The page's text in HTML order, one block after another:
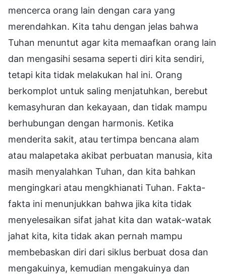
mencerca orang lain dengan cara yang
merendahkan. Kita tahu dengan jelas bahwa
Tuhan menuntut agar kita memaafkan orang lain
dan mengasihi sesama seperti diri kita sendiri,
tetapi kita tidak melakukan hal ini. Orang
berkomplot untuk saling menjatuhkan, berebut
kemasyhuran dan kekayaan, dan tidak mampu
berhubungan dengan harmonis. Ketika
menderita sakit, atau tertimpa bencana alam
atau malapetaka akibat perbuatan manusia, kita
masih menyalahkan Tuhan, dan kita bahkan
mengingkari atau mengkhianati Tuhan. Fakta-
fakta ini menunjukkan bahwa jika kita tidak
menyelesaikan sifat jahat kita dan watak-watak
jahat kita, kita tidak akan pernah mampu
membebaskan diri dari siklus berbuat dosa dan
mengakuinya, kemudian mengakuinya dan